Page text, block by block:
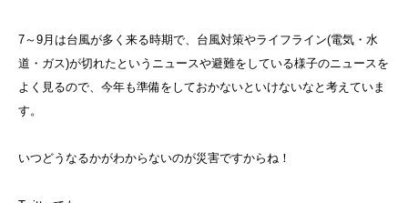
7～9月は台風が多く来る時期で、台風対策やライフライン(電気・水
道・ガス)が切れたというニュースや避難をしている様子のニュースを
よく見るので、今年も準備をしておかないといけないなと考えていま
す。
いつどうなるかがわからないのが災害ですからね！